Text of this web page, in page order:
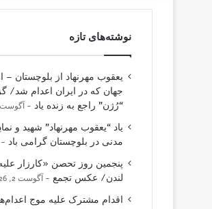
نوشته‌های تازه
یعقوب مهرنهاد از بلوچستان –
جهان که در ایران اعدام شد/
“رُژن” راجع به زنده یاد
آگوست 4, 2026
یاد “یعقوب مهرنهاد” شهید و
مدنی در بلوچستان گرامی باد
پنجمین روز تحصن «کارزار
لندن/ عکس تجمع
آگوست 2, 2026
اقدام مشترک علیه موج